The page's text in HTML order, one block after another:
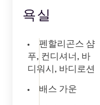
욕실
펜할리곤스 샴
푸, 컨디셔너, 바
디워시, 바디로션
배스 가운